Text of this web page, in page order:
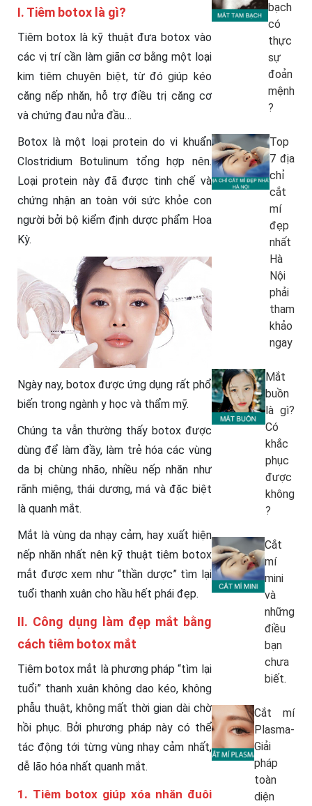
I. Tiêm botox là gì?
Tiêm botox là kỹ thuật đưa botox vào
các vị trí cần làm giãn cơ bằng một loại
kim tiêm chuyên biệt, từ đó giúp kéo
căng nếp nhăn, hỗ trợ điều trị căng cơ
và chứng đau nửa đầu…
Botox là một loại protein do vi khuẩn
Clostridium Botulinum tổng hợp nên.
Loại protein này đã được tinh chế và
chứng nhận an toàn với sức khỏe con
người bởi bộ kiểm định dược phẩm Hoa
Kỳ.
Ngày nay, botox được ứng dụng rất phổ
biến trong ngành y học và thẩm mỹ.
Chúng ta vẫn thường thấy botox được
dùng để làm đầy, làm trẻ hóa các vùng
da bị chùng nhão, nhiều nếp nhăn như
rãnh miệng, thái dương, má và đặc biệt
là quanh mắt.
Mắt là vùng da nhạy cảm, hay xuất hiện
nếp nhăn nhất nên kỹ thuật tiêm botox
mắt được xem như “thần dược” tìm lại
tuổi thanh xuân cho hầu hết phái đẹp.
II. Công dụng làm đẹp mắt bằng
cách tiêm botox mắt
Tiêm botox mắt là phương pháp “tìm lại
tuổi” thanh xuân không dao kéo, không
phẫu thuật, không mất thời gian dài chờ
hồi phục. Bởi phương pháp này có thể
tác động tới từng vùng nhạy cảm nhất,
dễ lão hóa nhất quanh mắt.
1. Tiêm botox giúp xóa nhăn đuôi
bạch
có
thực
sự
đoản
mệnh
?
Top
7 địa
chỉ
cắt
mí
đẹp
nhất
Hà
Nội
phải
tham
khảo
ngay
Mắt
buồn
là gì?
Có
khắc
phục
được
không
?
Cắt
mí
mini
và
những
điều
bạn
chưa
biết.
Cắt mí
Plasma-
Giải
pháp
toàn
diện